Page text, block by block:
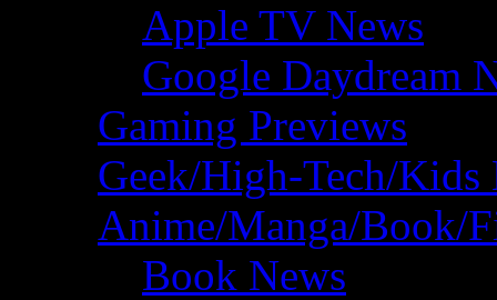
Apple TV News
Google Daydream
Gaming Previews
Geek/High-Tech/Kids
Anime/Manga/Book/
Book News